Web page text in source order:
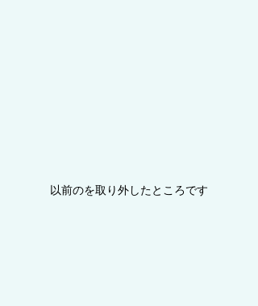
以前のを取り外したところです